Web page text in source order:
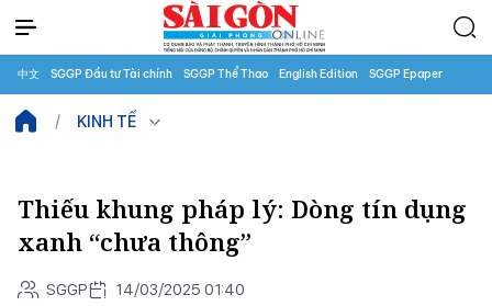
中文 SGGP Đầu tư Tài chính SGGP Thể Thao English Edition SGGP Epaper
KINH TẾ
Thiếu khung pháp lý: Dòng tín dụng
xanh “chưa thông”
SGGP 14/03/2025 01:40